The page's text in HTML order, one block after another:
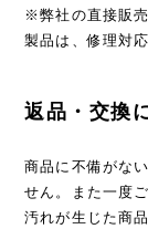
※弊社の直接販
製品は、修理対
返品・交換
商品に不備がな
せん。また一度
汚れが生じた商